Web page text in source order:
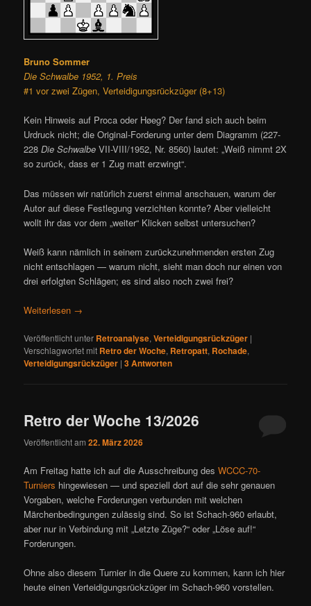
Bruno Sommer
Die Schwalbe 1952, 1. Preis
#1 vor zwei Zügen, Verteidigungsrückzüger (8+13)
Kein Hinweis auf Proca oder Høeg? Der fand sich auch beim
Urdruck nicht; die Original-Forderung unter dem Diagramm (227-
228Die Schwalbe VII-VIII/1952, Nr. 8560) lautet: „Weiß nimmt 2X
so zurück, dass er 1 Zug matt erzwingt“.
Das müssen wir natürlich zuerst einmal anschauen, warum der
Autor auf diese Festlegung verzichten konnte? Aber vielleicht
wollt ihr das vor dem „weiter“ Klicken selbst untersuchen?
Weiß kann nämlich in seinem zurückzunehmenden ersten Zug
nicht entschlagen — warum nicht, sieht man doch nur einen von
drei erfolgten Schlägen; es sind also noch zwei frei?
Weiterlesen →
Veröffentlicht unter Retroanalyse,Verteidigungsrückzüger |
Verschlagwortet mit Retro der Woche, Retropatt, Rochade,
Verteidigungsrückzüger |3Antworten
Retro der Woche 13/2026
Veröffentlicht am22. März 2026
Am Freitag hatte ich auf die Ausschreibung desWCCC-70-
Turniers hingewiesen — und speziell dort auf die sehr genauen
Vorgaben, welche Forderungen verbunden mit welchen
Märchenbedingungen zulässig sind. So ist Schach-960 erlaubt,
aber nur in Verbindung mit „Letzte Züge?“ oder „Löse auf!“
Forderungen.
Ohne also diesem Turnier in die Quere zu kommen, kann ich hier
heute einen Verteidigungsrückzüger im Schach-960 vorstellen.